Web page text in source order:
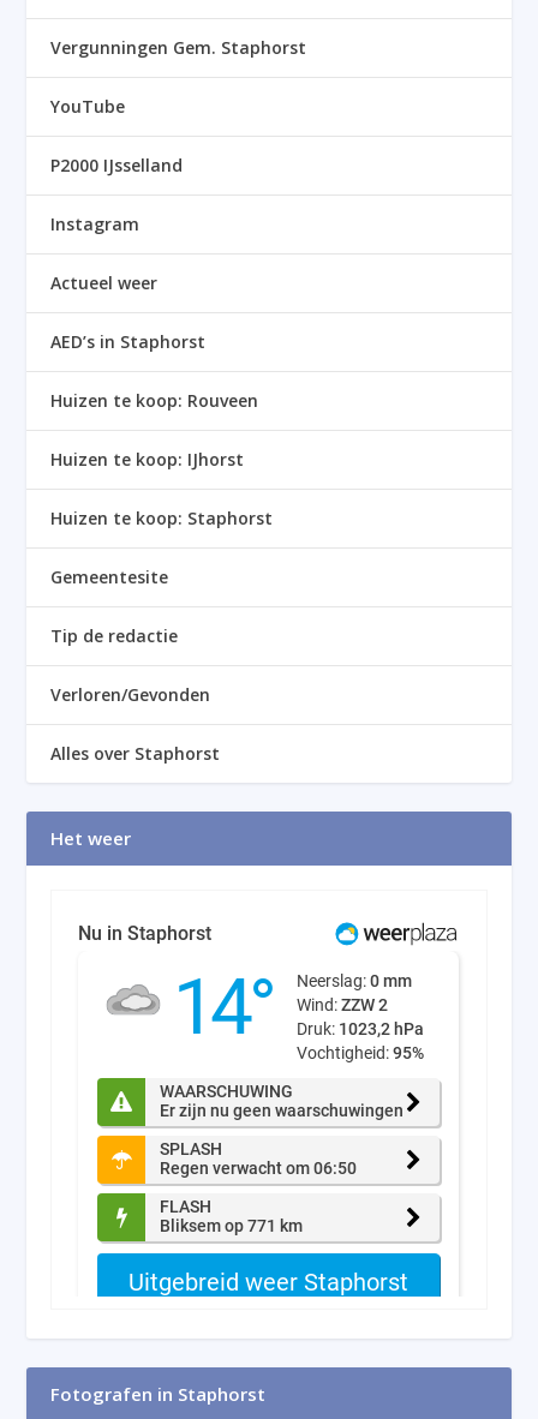
Vergunningen Gem. Staphorst
YouTube
P2000 IJsselland
Instagram
Actueel weer
AED’s in Staphorst
Huizen te koop: Rouveen
Huizen te koop: IJhorst
Huizen te koop: Staphorst
Gemeentesite
Tip de redactie
Verloren/Gevonden
Alles over Staphorst
Het weer
Fotografen in Staphorst